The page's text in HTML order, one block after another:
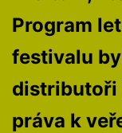
Program
festivalu
distributoři
práva k